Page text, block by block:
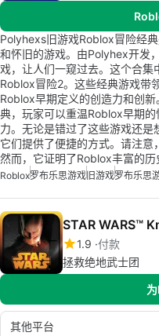
Polyhexs旧游戏Roblox冒险经
和怀旧的游戏。由Polyhex开发
戏，让人们一窥过去。这个合
Roblox冒险2。这些经典游戏带
Roblox早期定义的创造力和创
典，玩家可以重温Roblox早期
力。无论是错过了这些游戏还
它们提供了便捷的方式。请注意
然而，它证明了Roblox丰富的历
Roblox罗布乐思游戏旧游戏罗布乐思
STAR WARS™
1.9 付款
拯救绝地武士团
其他平台